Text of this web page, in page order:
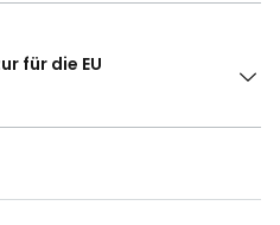
für die EU